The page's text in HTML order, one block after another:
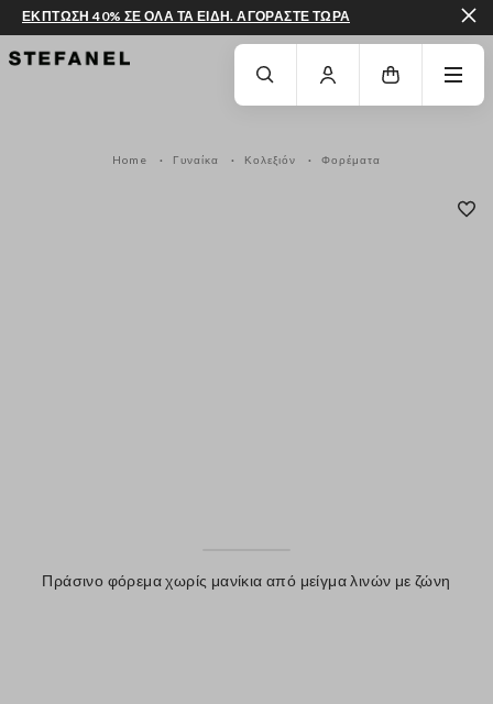
ΜΕΤΆΒΑΣΗ ΣΤΟ ΚΎΡΙΟ ΠΕΡΙΕΧΌΜΕΝΟΚΑΤΕΒΕΊΤΕ ΣΤΟ ΚΆΤΩ ΜΈΡΟΣ
ΕΚΠΤΩΣΗ 40% ΣΕ ΟΛΑ ΤΑ ΕΙΔΗ. ΑΓΟΡΑΣΤΕ ΤΩΡΑ
Home Γυναίκα Κολεξιόν Φορέματα
Πράσινο φόρεμα χωρίς μανίκια από μείγμα λινών με ζώνη